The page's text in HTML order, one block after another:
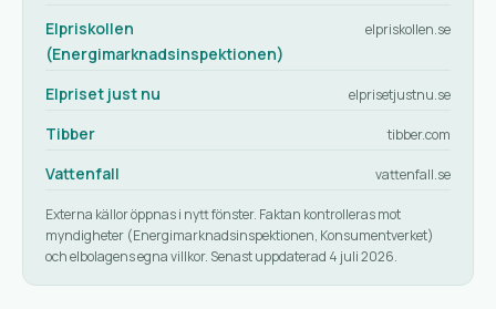
Elpriskollen
(Energimarknadsinspektionen)
elpriskollen.se
Elpriset just nu elprisetjustnu.se
Tibber tibber.com
Vattenfall vattenfall.se
Externa källor öppnas i nytt fönster. Faktan kontrolleras mot
myndigheter (Energimarknadsinspektionen, Konsumentverket)
och elbolagens egna villkor. Senast uppdaterad 4 juli 2026.